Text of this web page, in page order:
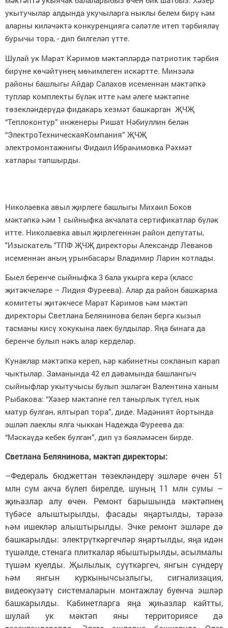
укытучылар алдында укучыларга ныклы белем бирү һәм
аларны киләчәктә конкуренциягә сәләтле итеп тәрбияләү
бурычы тора, - дип билгеләп үтте.
Шулай ук Марат Кәримов мәктәпләрдә патриотик тәрбия
бирүне көчәйтүнең мөһимлеген искәртте. Минзәлә
районы башлыгы Айдар Салахов исеменнән мәктәпкә
туплар комплекты бүләк итте һәм әлеге мәктәпне
төзекләндерүдә фидакарь хезмәт башкарган ҖЧҖ
“Теплоконтур” инженеры Ришат Нәбиуллин белән
“ЭлектроТехническаяКомпания” ҖЧҖ
электромонтажнигы Фидаил Ибраһимовка Рәхмәт
хатлары тапшырды.
Николаевка авыл җирлеге башлыгы Михаил Боков
мәктәпкә һәм 1 сыйныфка акчалата сертификатлар бүләк
итте. Николаевка авыл җирлегеннән район депутаты,
"Изыскатель "ТПФ ҖЧҖ директоры Александр Леванов
исеменнән аның урынбасары Владимир Ларин котлады.
Быел беренче сыйныфка 3 бала укырга керә (класс
җитәкчеләре – Лидия Фуреева). Алар да район башкарма
комитеты җитәкчесе Марат Кәримов һәм мәктәп
директоры Светлана Белянинова белән бергә кызыл
тасманы кисү хокукына лаек булдылар. Яңа бинага да
беренче булып нәкъ алар керделәр.
Кунаклар мәктәпкә кереп, һәр кабинетны сокланып карап
чыктылар. Заманында 42 ел дәвамында башлангыч
сыйныфлар укытучысы булып эшләгән Валентина ханым
Рыбакова: “Хәзер мәктәпне гел танырлык түгел, нык
матур булган, ялтырап тора”, диде. Мәдәният йортында
эшләп лаеклы ялга чыккан Надежда Фуреева да:
“Мәскәүдә кебек булган”, дип үз бәяләмәсен бирде.
Светлана Белянинова, мәктәп директоры:
–Федераль бюджеттан төзекләндерү эшләре өчен 51
млн сум акча бүлеп бирелде, шуның 11 млн сумы –
җиһазлар алу өчен. Ремонт барышында мәктәпнең
түбәсе алыштырылды, фасады яңартылды, тәрәзә
һәм ишекләр алыштырылды. Эчке ремонт эшләре дә
башкарылды: электрүткәргечләр яңартылды, яңа идән
түшәлде, стенага плиткалар ябыштырылды, асылмалы
түшәм куелды. Җылылык, суүткәргеч, янгын сүндерү
һәм янгын куркынычсызлыгы, сигнализация,
видеокүзәтү системаларын монтажлау буенча эшләр
башкарылды. Кабинетларга яңа җиһазлар кайтты,
шулай ук мәктәп яны территориясе дә